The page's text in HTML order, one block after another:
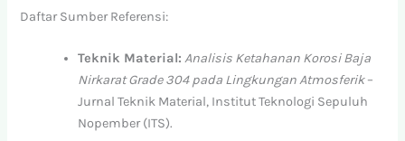
Daftar Sumber Referensi:
Teknik Material: Analisis Ketahanan Korosi Baja
Nirkarat Grade 304 pada Lingkungan Atmosferik–
Jurnal Teknik Material, Institut Teknologi Sepuluh
Nopember (ITS).